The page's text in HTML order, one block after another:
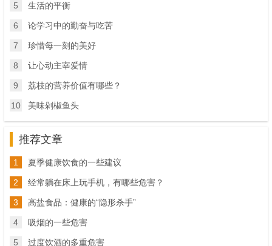
5 生活的平衡
6 论学习中的勤奋与吃苦
7 珍惜每一刻的美好
8 让心动主宰爱情
9 荔枝的营养价值有哪些？
10 美味剁椒鱼头
推荐文章
1 夏季健康饮食的一些建议
2 经常躺在床上玩手机，有哪些危害？
3 高盐食品：健康的“隐形杀手”
4 吸烟的一些危害
5 过度饮酒的多重危害